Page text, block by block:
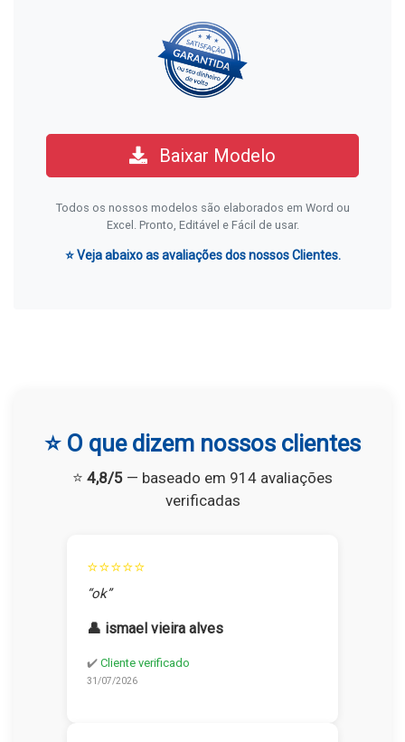
Baixar Modelo
Todos os nossos modelos são elaborados em Word ou
Excel. Pronto, Editável e Fácil de usar.
⭐ Veja abaixo as avaliações dos nossos Clientes.
⭐ O que dizem nossos clientes
⭐ 4,8/5 — baseado em 914 avaliações
verificadas
⭐⭐⭐⭐⭐
“ok”
👤 ismael vieira alves
✔️ Cliente verificado
31/07/2026